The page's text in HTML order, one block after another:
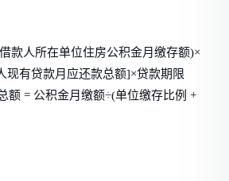
款人所在单位住房公积金月缴存额)×
现有贷款月应还款总额]×贷款期限
额 = 公积金月缴额÷(单位缴存比例 +